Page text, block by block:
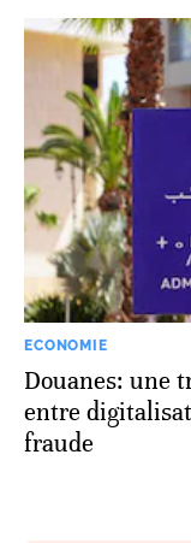
ECONOMIE
Douanes: une
entre
fraude